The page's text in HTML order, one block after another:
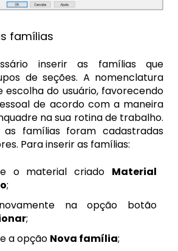
famílias
inserir as famílias que
de seções. A nomenclatura
escolha do usuário, favorecendo
de acordo com a maneira
na sua rotina de trabalho.
as famílias foram cadastradas
Para inserir as famílias:
o material criado Material
;
na opção botão
;
a opção Nova família;